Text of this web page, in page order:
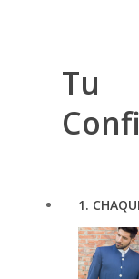
Tu
1